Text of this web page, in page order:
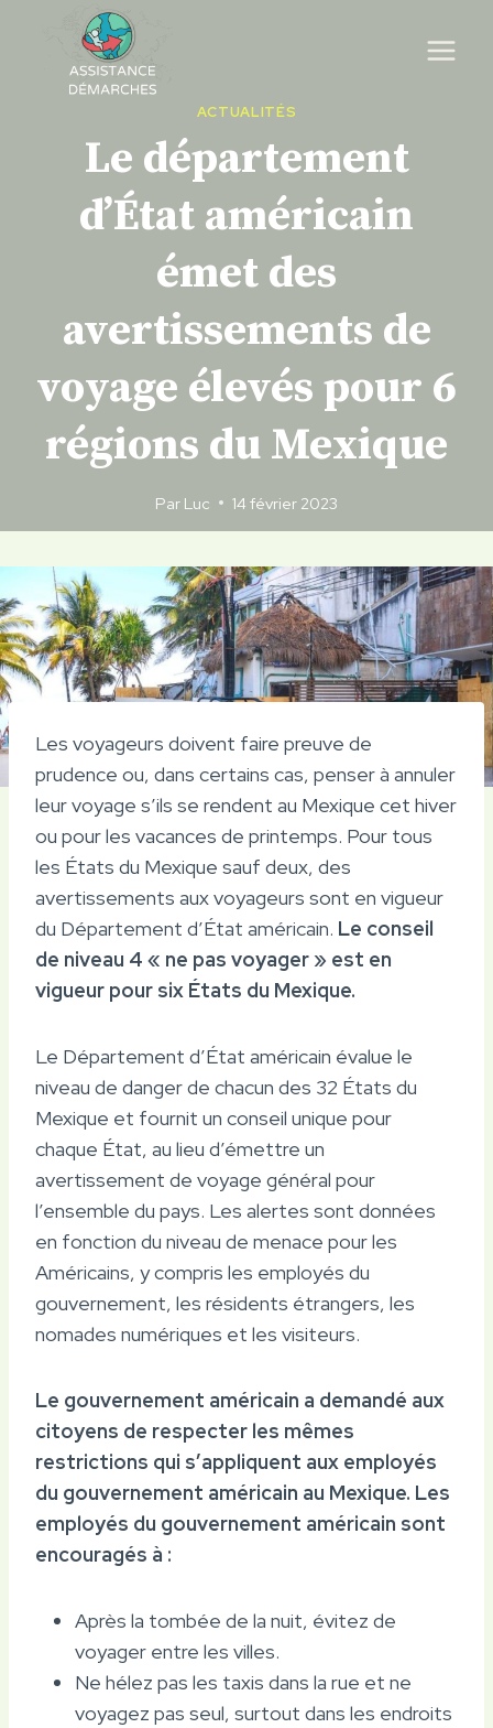
content
ACTUALITÉS
Le département
d’État américain
émet des
avertissements de
voyage élevés pour 6
régions du Mexique
Par Luc 14 février 2023
Les voyageurs doivent faire preuve de
prudence ou, dans certains cas, penser à annuler
leur voyage s’ils se rendent au Mexique cet hiver
ou pour les vacances de printemps. Pour tous
les États du Mexique sauf deux, des
avertissements aux voyageurs sont en vigueur
du Département d’État américain. Le conseil
de niveau 4 « ne pas voyager » est en
vigueur pour six États du Mexique.
Le Département d’État américain évalue le
niveau de danger de chacun des 32 États du
Mexique et fournit un conseil unique pour
chaque État, au lieu d’émettre un
avertissement de voyage général pour
l’ensemble du pays. Les alertes sont données
en fonction du niveau de menace pour les
Américains, y compris les employés du
gouvernement, les résidents étrangers, les
nomades numériques et les visiteurs.
Le gouvernement américain a demandé aux
citoyens de respecter les mêmes
restrictions qui s’appliquent aux employés
du gouvernement américain au Mexique. Les
employés du gouvernement américain sont
encouragés à :
Après la tombée de la nuit, évitez de
voyager entre les villes.
Ne hélez pas les taxis dans la rue et ne
voyagez pas seul, surtout dans les endroits